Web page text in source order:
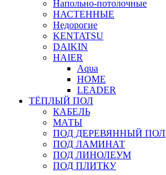
Напольно-потолочные
НАСТЕННЫЕ
Недорогие
KENTATSU
DAIKIN
HAIER
Aqua
HOME
LEADER
ТЁПЛЫЙ ПОЛ
КАБЕЛЬ
МАТЫ
ПОД ДЕРЕВЯННЫЙ ПОЛ
ПОД ЛАМИНАТ
ПОД ЛИНОЛЕУМ
ПОД ПЛИТКУ